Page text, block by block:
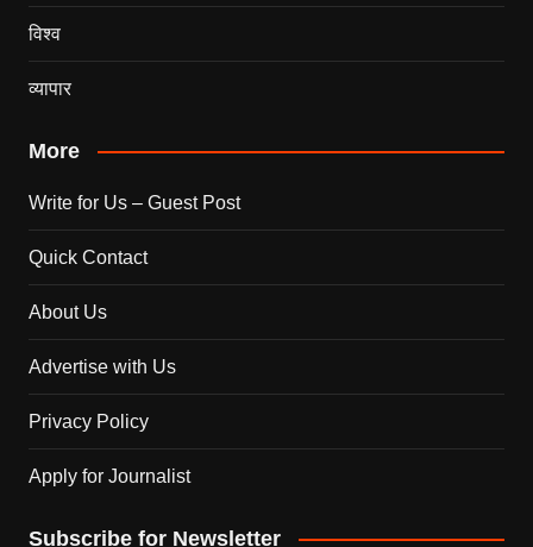
विश्व
व्यापार
More
Write for Us – Guest Post
Quick Contact
About Us
Advertise with Us
Privacy Policy
Apply for Journalist
Subscribe for Newsletter